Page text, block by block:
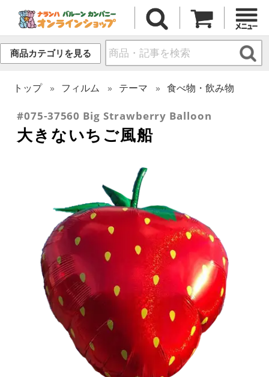
商品カテゴリを見る
トップ フィルム テーマ 食べ物・飲み物
#075-37560 Big Strawberry Balloon
大きないちご風船